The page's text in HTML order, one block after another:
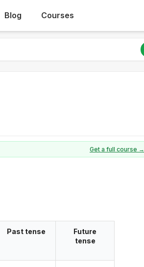
Blog Courses
Get a full course →
Past tense
Future
tense